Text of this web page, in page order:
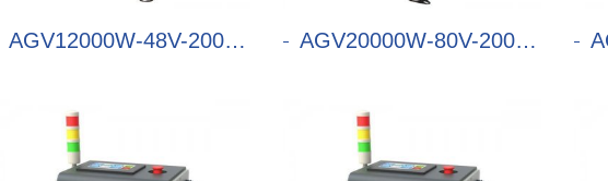
AGV12000W-48V-200A充电机 AGV20000W-80V-200A充电机